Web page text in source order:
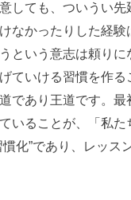
しても、ついうい先
なかったりした経験
という意志は頼りに
ていける習慣を作る
であり王道です。最
いることが、「私た
化”であり、レッス